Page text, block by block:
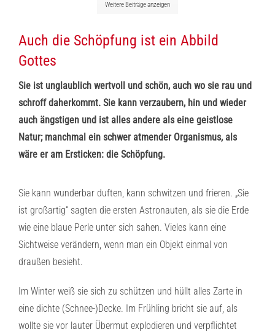
Weitere Beiträge anzeigen
Auch die Schöpfung ist ein Abbild
Gottes
Sie ist unglaublich wertvoll und schön, auch wo sie rau und
schroff daherkommt. Sie kann verzaubern, hin und wieder
auch ängstigen und ist alles andere als eine geistlose
Natur; manchmal ein schwer atmender Organismus, als
wäre er am Ersticken: die Schöpfung.
Sie kann wunderbar duften, kann schwitzen und frieren. „Sie
ist großartig“ sagten die ersten Astronauten, als sie die Erde
wie eine blaue Perle unter sich sahen. Vieles kann eine
Sichtweise verändern, wenn man ein Objekt einmal von
draußen besieht.
Im Winter weiß sie sich zu schützen und hüllt alles Zarte in
eine dichte (Schnee-)Decke. Im Frühling bricht sie auf, als
wollte sie vor lauter Übermut explodieren und verpflichtet